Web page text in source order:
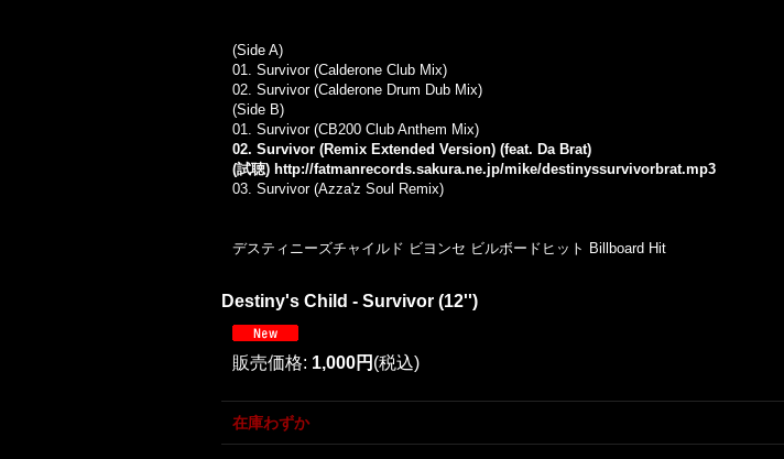
(Side A)
01. Survivor (Calderone Club Mix)
02. Survivor (Calderone Drum Dub Mix)
(Side B)
01. Survivor (CB200 Club Anthem Mix)
02. Survivor (Remix Extended Version) (feat. Da Brat)
(試聴) http://fatmanrecords.sakura.ne.jp/mike/destinyssurvivorbrat.mp3
03. Survivor (Azza'z Soul Remix)
デスティニーズチャイルド ビヨンセ ビルボードヒット Billboard Hit
Destiny's Child - Survivor (12'')
販売価格: 1,000円 (税込)
在庫わずか